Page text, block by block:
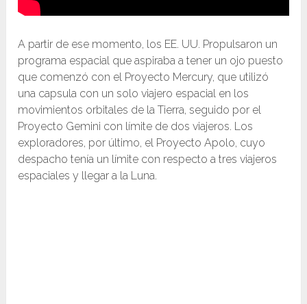
A partir de ese momento, los EE. UU. Propulsaron un
programa espacial que aspiraba a tener un ojo puesto
que comenzó con el Proyecto Mercury, que utilizó
una capsula con un solo viajero espacial en los
movimientos orbitales de la Tierra, seguido por el
Proyecto Gemini con límite de dos viajeros. Los
exploradores, por último, el Proyecto Apolo, cuyo
despacho tenía un límite con respecto a tres viajeros
espaciales y llegar a la Luna.